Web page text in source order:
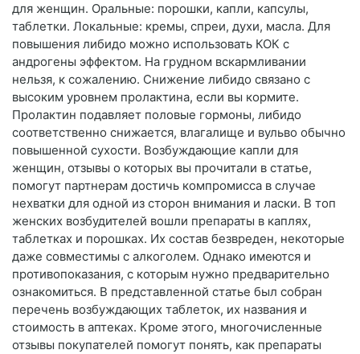
для женщин. Оральные: порошки, капли, капсулы,
таблетки. Локальные: кремы, спреи, духи, масла. Для
повышения либидо можно использовать КОК с
андрогены эффектом. На грудном вскармливании
нельзя, к сожалению. Снижение либидо связано с
высоким уровнем пролактина, если вы кормите.
Пролактин подавляет половые гормоны, либидо
соответственно снижается, влагалище и вульво обычно
повышенной сухости. Возбуждающие капли для
женщин, отзывы о которых вы прочитали в статье,
помогут партнерам достичь компромисса в случае
нехватки для одной из сторон внимания и ласки. В топ
женских возбудителей вошли препараты в каплях,
таблетках и порошках. Их состав безвреден, некоторые
даже совместимы с алкоголем. Однако имеются и
противопоказания, с которым нужно предварительно
ознакомиться. В представленной статье был собран
перечень возбуждающих таблеток, их названия и
стоимость в аптеках. Кроме этого, многочисленные
отзывы покупателей помогут понять, как препараты